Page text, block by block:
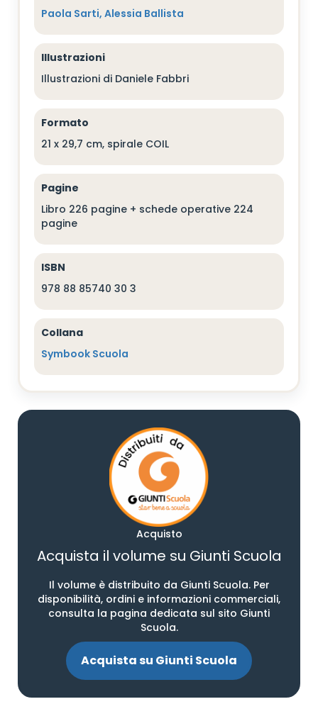
Paola Sarti, Alessia Ballista
Illustrazioni
Illustrazioni di Daniele Fabbri
Formato
21 x 29,7 cm, spirale COIL
Pagine
Libro 226 pagine + schede operative 224
pagine
ISBN
978 88 85740 30 3
Collana
Symbook Scuola
Acquisto
Acquista il volume su Giunti Scuola
Il volume è distribuito da Giunti Scuola. Per
disponibilità, ordini e informazioni commerciali,
consulta la pagina dedicata sul sito Giunti
Scuola.
Acquista su Giunti Scuola